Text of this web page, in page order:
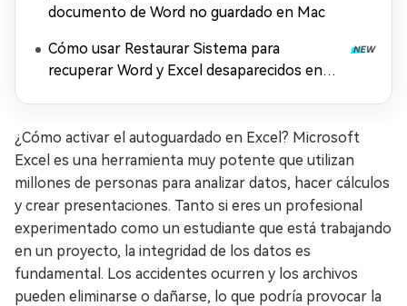
documento de Word no guardado en Mac
Cómo usar Restaurar Sistema para
recuperar Word y Excel desaparecidos en
¿Cómo activar el autoguardado en Excel? Microsoft
Excel es una herramienta muy potente que utilizan
millones de personas para analizar datos, hacer cálculos
y crear presentaciones. Tanto si eres un profesional
experimentado como un estudiante que está trabajando
en un proyecto, la integridad de los datos es
fundamental. Los accidentes ocurren y los archivos
pueden eliminarse o dañarse, lo que podría provocar la